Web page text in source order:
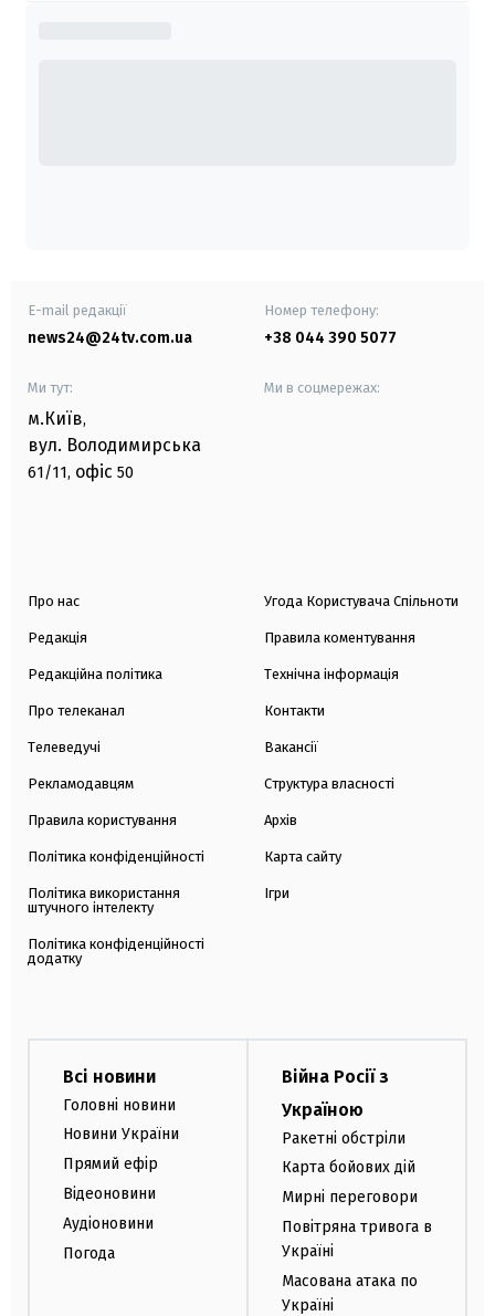
E-mail редакції
news24@24tv.com.ua
Номер телефону:
+38 044 390 5077
Ми тут:
м.Київ,
вул. Володимирська
61/11, офіс 50
Ми в соцмережах:
Про нас
Редакція
Редакційна політика
Про телеканал
Телеведучі
Рекламодавцям
Правила користування
Політика конфіденційності
Політика використання
штучного інтелекту
Політика конфіденційності
додатку
Угода Користувача Спільноти
Правила коментування
Технічна інформація
Контакти
Вакансії
Структура власності
Архів
Карта сайту
Ігри
Всі новини
Головні новини
Новини України
Прямий ефір
Відеоновини
Аудіоновини
Погода
Війна Росії з
Україною
Ракетні обстріли
Карта бойових дій
Мирні переговори
Повітряна тривога в
Україні
Масована атака по
Україні